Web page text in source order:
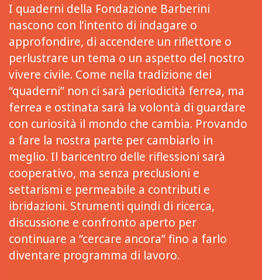
I quaderni della Fondazione Barberini
nascono con l’intento di indagare o
approfondire, di accendere un riflettore o
perlustrare un tema o un aspetto del nostro
vivere civile. Come nella tradizione dei
“quaderni” non ci sarà periodicità ferrea, ma
ferrea e ostinata sarà la volontà di guardare
con curiosità il mondo che cambia. Provando
a fare la nostra parte per cambiarlo in
meglio. Il baricentro delle riflessioni sarà
cooperativo, ma senza preclusioni e
settarismi e permeabile a contributi e
ibridazioni. Strumenti quindi di ricerca,
discussione e confronto aperto per
continuare a “cercare ancora” fino a farlo
diventare programma di lavoro.